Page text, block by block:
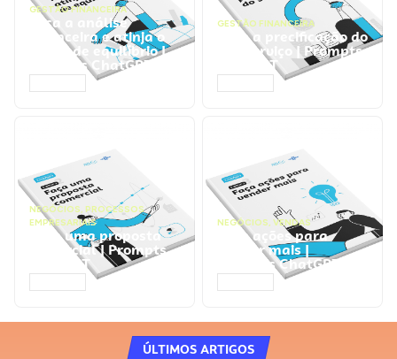
GESTÃO FINANCEIRA
Faça a análise
financeira e atinja o
ponto de equilíbrio |
Prompts ChatGPT
GESTÃO FINANCEIRA
Faça a precificação do
seu serviço | Prompts
ChatGPT
NEGÓCIOS, PROCESSOS
EMPRESARIAIS
Faça uma proposta
comercial | Prompts
ChatGPT
NEGÓCIOS, VENDAS
Faça ações para
vender mais |
Prompts ChatGPT
ÚLTIMOS ARTIGOS